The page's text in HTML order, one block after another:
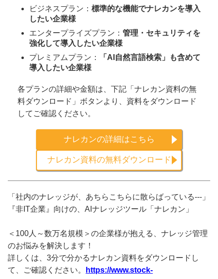
ビジネスプラン： 標準的な機能でナレカンを導入
したい企業様
エンタープライズプラン： 管理・セキュリティを
強化して導入したい企業様
プレミアムプラン：
「AI自然言語検索」も含めて
導入したい企業様
各プランの詳細や金額は、下記「ナレカン資料の無
料ダウンロード」ボタンより、資料をダウンロード
してご確認ください。
ナレカンの詳細はこちら
ナレカン資料の無料ダウンロード
「社内のナレッジが、あちらこちらに散らばっている---」
『非IT企業』向けの、AIナレッジツール「ナレカン」
＜100人～数万名規模＞の企業様が抱える、ナレッジ管理
のお悩みを解決します！
詳しくは、3分で分かるナレカン資料をダウンロードし
て、ご確認ください。
https://www.stock-